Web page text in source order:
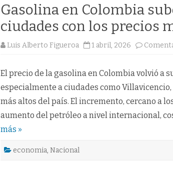
Gasolina en Colombia
ciudades con los precios
Luis Alberto Figueroa 1 abril, 2026
El precio de la gasolina en Colombia volvió a
especialmente a ciudades como
más altos del país. El incremento, cercano a
aumento del petróleo a nivel internacional,
más »
economia, Nacional